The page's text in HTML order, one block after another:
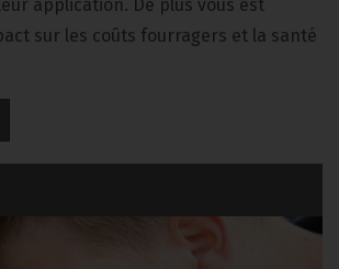
application. De plus vous est
sur les coûts fourragers et la santé